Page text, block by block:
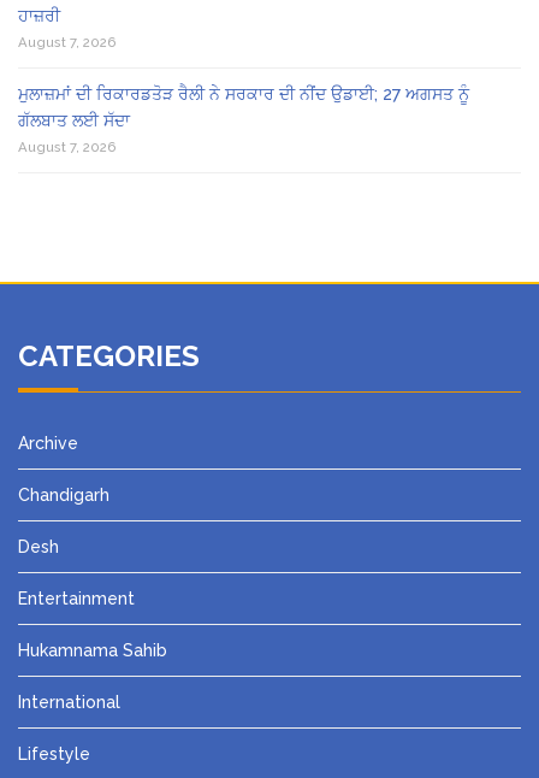
ਹਾਜ਼ਰੀ
August 7, 2026
ਮੁਲਾਜ਼ਮਾਂ ਦੀ ਰਿਕਾਰਡਤੋੜ ਰੈਲੀ ਨੇ ਸਰਕਾਰ ਦੀ ਨੀਂਦ ਉਡਾਈ; 27 ਅਗਸਤ ਨੂੰ
ਗੱਲਬਾਤ ਲਈ ਸੱਦਾ
August 7, 2026
CATEGORIES
Archive
Chandigarh
Desh
Entertainment
Hukamnama Sahib
International
Lifestyle